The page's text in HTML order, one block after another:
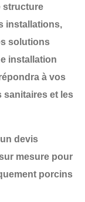
structure
installations,
solutions
installation
à vos
sanitaires et les
devis
mesure pour
porcins